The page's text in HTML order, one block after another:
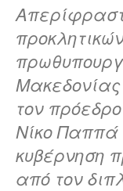
Μακεδονίας
τον
Νίκο Παππά
κυβέρνηση
από τον